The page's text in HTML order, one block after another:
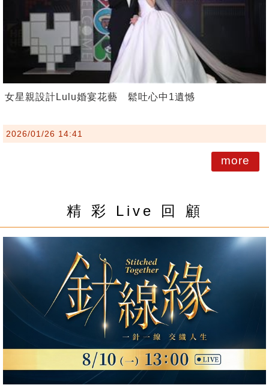
女星親設計Lulu婚宴花藝 鬆吐心中1遺憾
2026/01/26 14:41
more
精 彩 Live 回 顧